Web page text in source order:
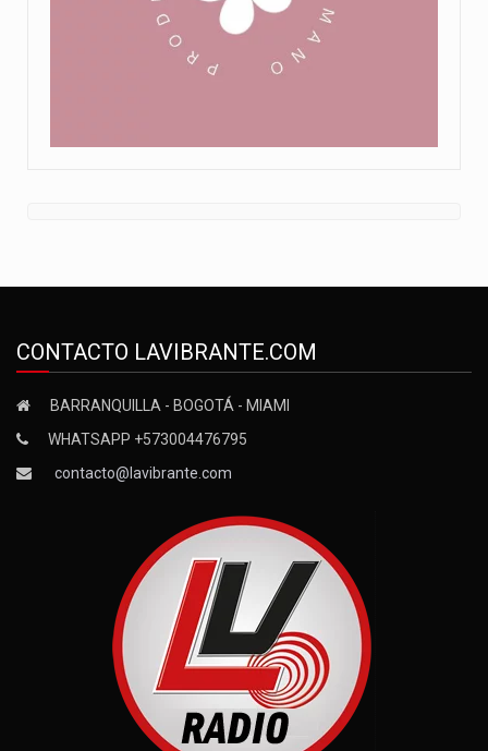
CONTACTO LAVIBRANTE.COM
BARRANQUILLA - BOGOTÁ - MIAMI
WHATSAPP +573004476795
contacto@lavibrante.com